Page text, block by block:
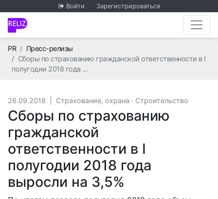
Войти Зарегистрироваться
PRГлавная
Пресс-релизы
Сборы по страхованию гражданской ответственности в I
полугодии 2018 года …
26.09.2018 Страхование, охрана · Строительство
Сборы по страхованию
гражданской
ответственности в I
полугодии 2018 года
выросли на 3,5%